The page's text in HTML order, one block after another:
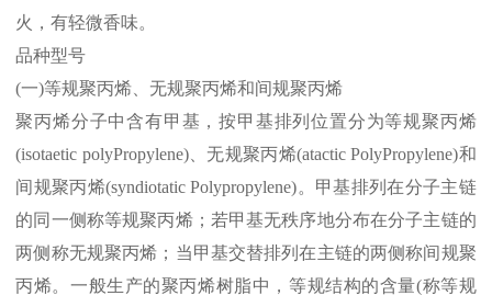
火，有轻微香味。
品种型号
(一)等规聚丙烯、无规聚丙烯和间规聚丙烯
聚丙烯分子中含有甲基，按甲基排列位置分为等规聚丙烯
(isotaetic polyPropylene)、无规聚丙烯(atactic PolyPropylene)和
间规聚丙烯(syndiotatic Polypropylene)。甲基排列在分子主链
的同一侧称等规聚丙烯；若甲基无秩序地分布在分子主链的
两侧称无规聚丙烯；当甲基交替排列在主链的两侧称间规聚
丙烯。一般生产的聚丙烯树脂中，等规结构的含量(称等规